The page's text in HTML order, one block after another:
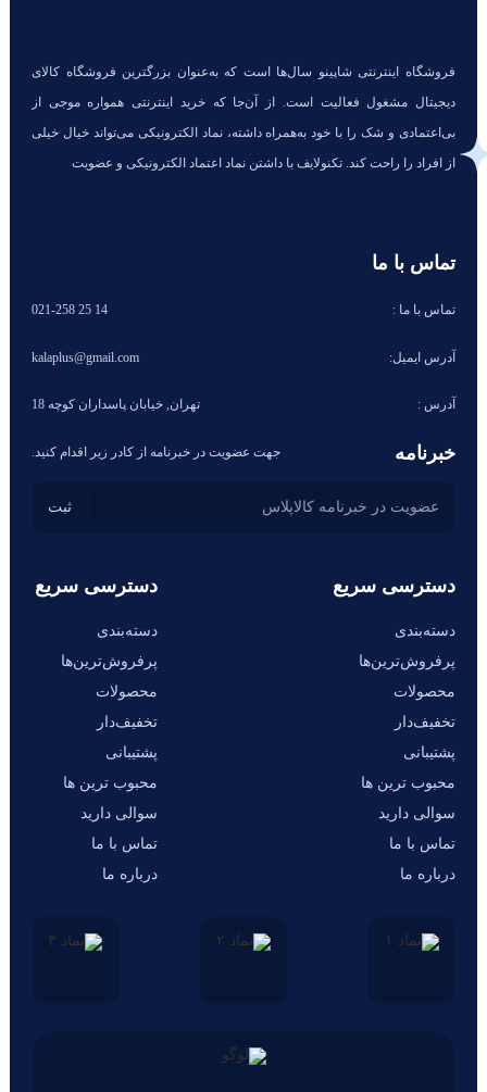
فروشگاه اینترنتی شاپینو سال‌ها است که به‌عنوان بزرگترین فروشگاه کالای
دیجیتال مشغول فعالیت است. از آن‌جا که خرید اینترنتی همواره موجی از
بی‌اعتمادی و شک را با خود به‌همراه داشته، نماد الکترونیکی می‌تواند خیال خیلی
از افراد را راحت کند. تکنولایف با داشتن نماد اعتماد الکترونیکی و عضویت
دسترسی سریع
دسته‌بندی
پرفروش‌ترین‌ها
محصولات
تخفیف‌دار
پشتیبانی
محبوب ترین ها
سوالی دارید
تماس با ما
درباره ما
تماس با ما
تماس با ما : 14 25 021-258
آدرس ایمیل: kalaplus@gmail.com
آدرس : تهران, خیابان پاسداران کوچه 18
خبرنامه جهت عضویت در خبرنامه از کادر زیر اقدام کنید.
دسترسی سریع
دسته‌بندی
پرفروش‌ترین‌ها
محصولات
تخفیف‌دار
پشتیبانی
محبوب ترین ها
سوالی دارید
تماس با ما
درباره ما